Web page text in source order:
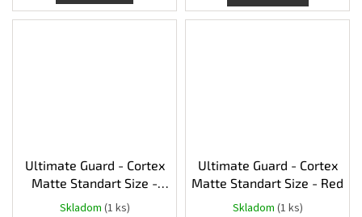
Ultimate Guard - Cortex
Matte Standart Size -
Blue
Skladom (1 ks)
Ultimate Guard - Cortex
Matte Standart Size - Red
Skladom (1 ks)